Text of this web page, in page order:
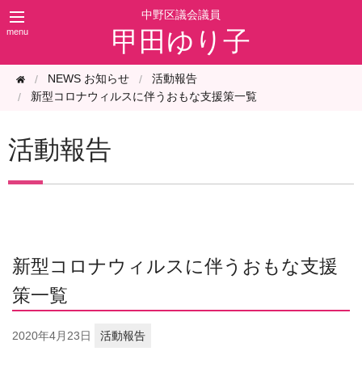
甲田ゆり子
NEWS お知らせ
活動報告
新型コロナウィルスに伴うおもな支援策一覧
活動報告
新型コロナウィルスに伴うおもな支援
策一覧
2020年4月23日 活動報告